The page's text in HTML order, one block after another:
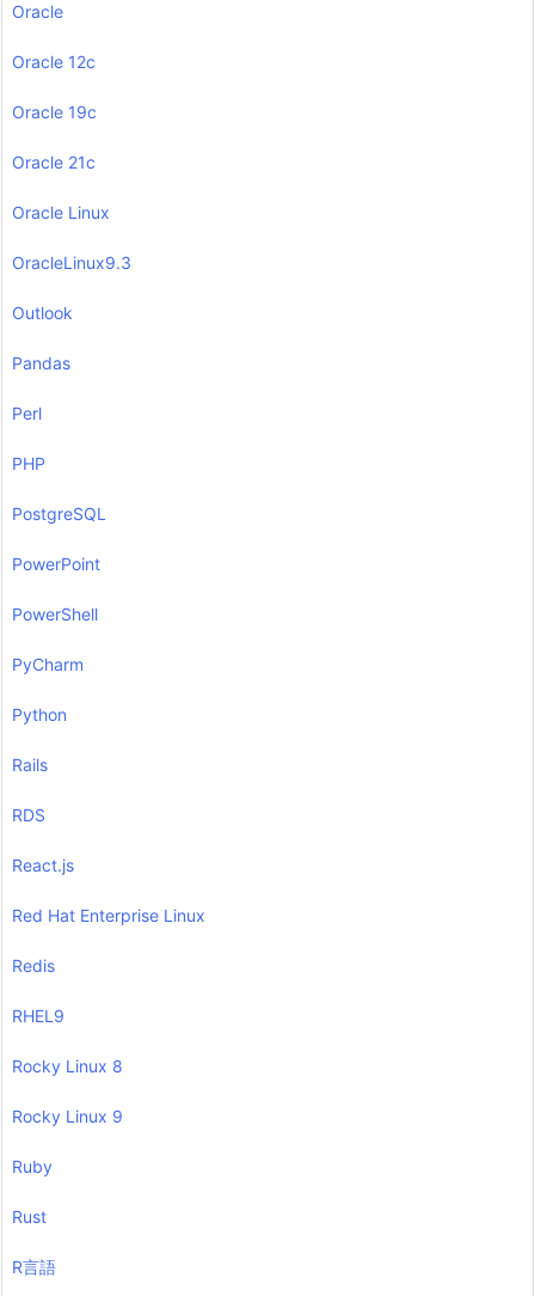
Oracle
Oracle 12c
Oracle 19c
Oracle 21c
Oracle Linux
OracleLinux9.3
Outlook
Pandas
Perl
PHP
PostgreSQL
PowerPoint
PowerShell
PyCharm
Python
Rails
RDS
React.js
Red Hat Enterprise Linux
Redis
RHEL9
Rocky Linux 8
Rocky Linux 9
Ruby
Rust
R言語